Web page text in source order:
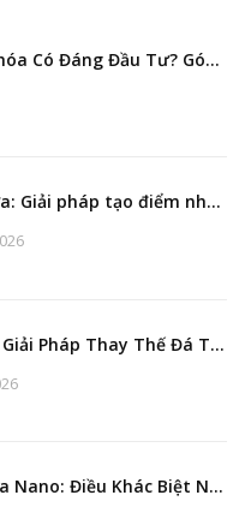
Trần Nhựa Hèm Khóa Có Đáng Đầu Tư? Góc Nhìn Từ Nhà Máy Sản Xuất
Hộp lam sóng nhựa: Giải pháp tạo điểm nhấn nội thất hiện đại, bền đẹp
Tấm Nano Giả Đá: Giải Pháp Thay Thế Đá Tự Nhiên Đẹp, Bền Và Tiết Kiệm
Phào Cổ Trần Nhựa Nano: Điều Khác Biệt Nằm Ở Đâu?